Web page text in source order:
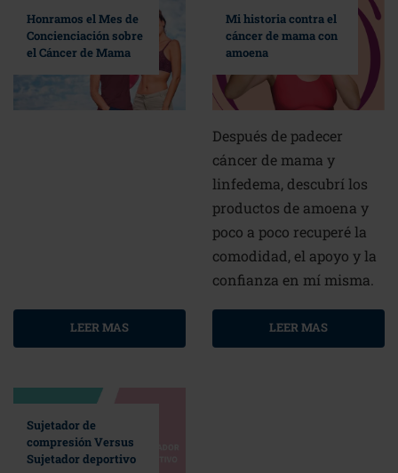
Honramos el Mes de
Concienciación sobre
el Cáncer de Mama
LEER MAS
Mi historia contra el
cáncer de mama con
amoena
Después de padecer
cáncer de mama y
linfedema, descubrí los
productos de amoena y
poco a poco recuperé la
comodidad, el apoyo y la
confianza en mí misma.
LEER MAS
Sujetador de
compresión Versus
Sujetador deportivo